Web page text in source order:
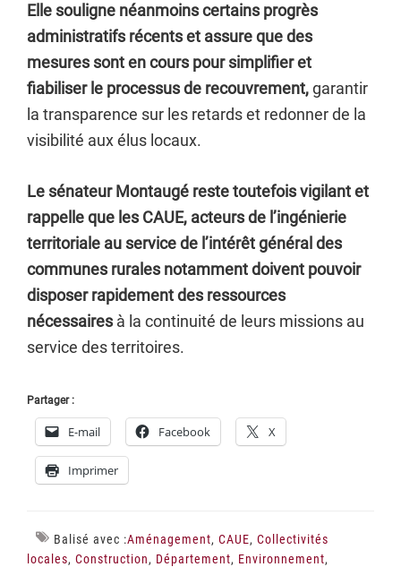
Elle souligne néanmoins certains progrès
administratifs récents et assure que des
mesures sont en cours pour simplifier et
fiabiliser le processus de recouvrement,garantir
la transparence sur les retards et redonner de la
visibilité aux élus locaux.
Le sénateur Montaugé reste toutefois vigilant et
rappelle que les CAUE, acteurs de l’ingénierie
territoriale au service de l’intérêt général des
communes rurales notamment doivent pouvoir
disposer rapidement des ressources
nécessaires à la continuité de leurs missions au
service des territoires.
Partager :
E-mail Facebook X
Imprimer
Balisé avec :Aménagement, CAUE, Collectivités
locales, Construction, Département, Environnement,